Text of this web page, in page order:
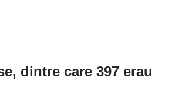
dintre care 397 erau